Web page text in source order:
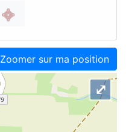
Zoomer sur ma position
⤢